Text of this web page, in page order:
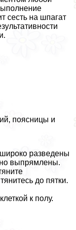
сесть на шпагат
поясницы и
разведены
выпрямлены.
до пятки.
к полу.